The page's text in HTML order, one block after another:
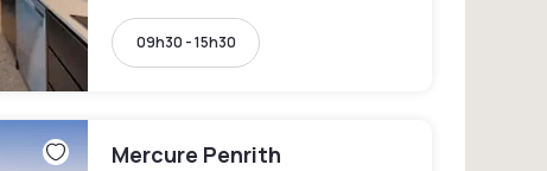
09h30 - 15h30
Mercure Penrith